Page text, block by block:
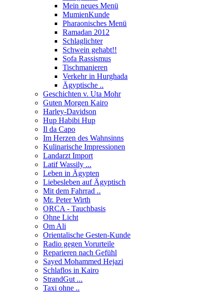
Mein neues Menü
MumienKunde
Pharaonisches Menü
Ramadan 2012
Schlaglichter
Schwein gehabt!!
Sofa Rassismus
Tischmanieren
Verkehr in Hurghada
Ägyptische ..
Geschichten v. Uta Mohr
Guten Morgen Kairo
Harley-Davidson
Hup Habibi Hup
Il da Capo
Im Herzen des Wahnsinns
Kulinarische Impressionen
Landarzt Import
Latif Wassily ...
Leben in Ägypten
Liebesleben auf Ägyptisch
Mit dem Fahrrad ..
Mr. Peter Wirth
ORCA - Tauchbasis
Ohne Licht
Om Ali
Orientalische Gesten-Kunde
Radio gegen Vorurteile
Reparieren nach Gefühl
Sayed Mohammed Hejazi
Schlaflos in Kairo
StrandGut ...
Taxi ohne ..